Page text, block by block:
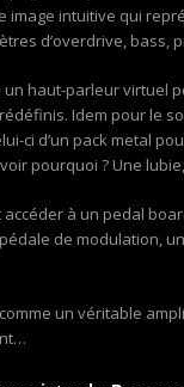
image intuitive qui
d’overdrive, bass,
un haut-parleur virtuel
Idem pour le
ci d’un pack metal
pourquoi ? Une
accéder à un pedal
de modulation,
un véritable